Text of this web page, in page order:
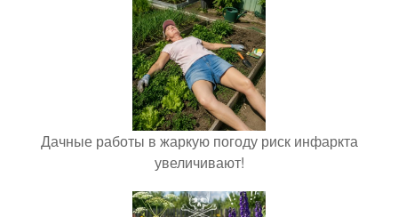
Дачные работы в жаркую погоду риск инфаркта
увеличивают!